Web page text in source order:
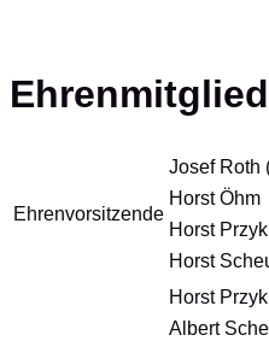
Ehrenvorsitzende
Josef Roth
Horst Öhm
Horst
Horst
Horst
Albert